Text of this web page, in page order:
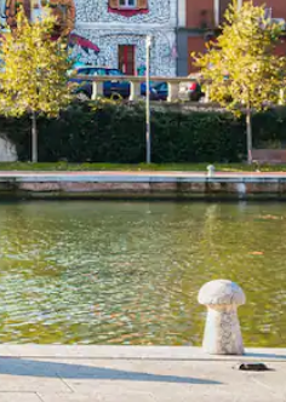
eksploro duke prekur ose duke